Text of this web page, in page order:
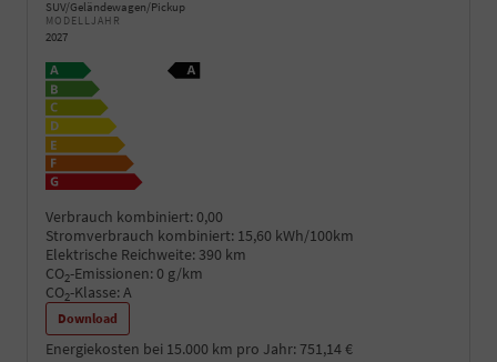
SUV/Geländewagen/Pickup
MODELLJAHR
2027
Verbrauch kombiniert: 0,00
Stromverbrauch kombiniert: 15,60 kWh/100km
Elektrische Reichweite: 390 km
CO2-Emissionen: 0 g/km
CO2-Klasse: A
Download
Energiekosten bei 15.000 km pro Jahr: 751,14 €